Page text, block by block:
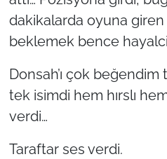
dakikalarda oyuna giren
beklemek bence
Donsah’ı çok
tek isimdi hem hırslı
verdi…
Taraftar ses verdi.